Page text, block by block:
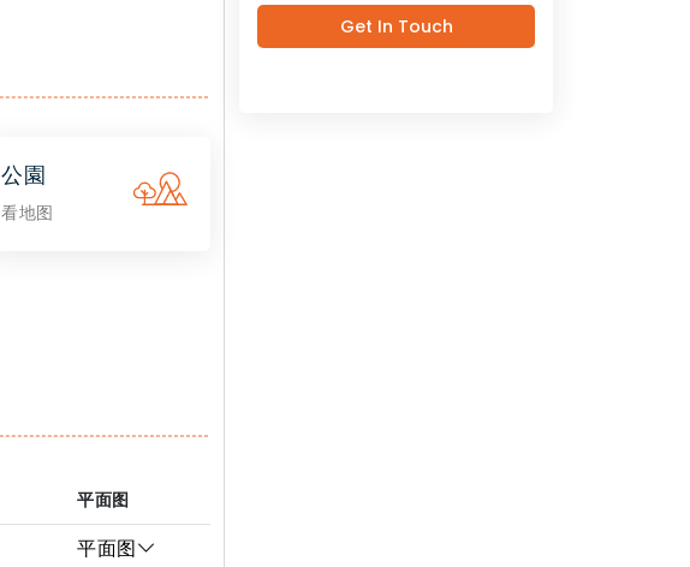
公園
看地图
平面图
平面图
Get In Touch